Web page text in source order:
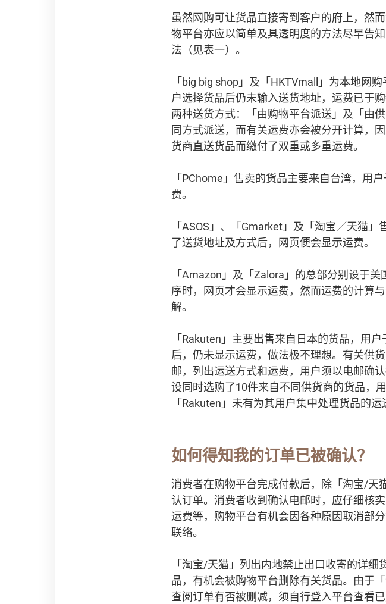
虽然网购可让货品直接寄到客户的府上，然
物平台亦应以简单及具透明度的方法尽早告
法（见表一）。
「big big shop」及「HKTVmall」为本地网
户选择货品后仍未输入送货地址，运费已于
两种送货方式：「由购物平台派送」及「由
同方式派送，而有关运费亦会被分开计算，
货商直送货品而缴付了双重或多重运费。
「PChome」售卖的货品主要来自台湾，用
费。
「ASOS」、「Gmarket」及「淘宝／天猫
了送货地址及方式后，网页便会显示运费。
「Amazon」及「Zalora」的总部分别设于
序时，网页才会显示运费，然而运费的计算
解。
「Rakuten」主要出售来自日本的货品，用
后，仍未显示运费，做法极不理想。有关供
邮，列出运送方式和运费，用户须以电邮确
设同时选购了10件来自不同供货商的货品，
「Rakuten」未有为其用户集中处理货品的
如何得知我的订单已被确认？
消费者在购物平台完成付款后，除「淘宝/天
认订单。消费者收到确认电邮时，应仔细核
运费等，购物平台有机会因各种原因取消部
联络。
「淘宝/天猫」列出内地禁止出口收寄的详
品，有机会被购物平台删除有关货品。由于
查阅订单有否被删减，须自行登入平台查看已